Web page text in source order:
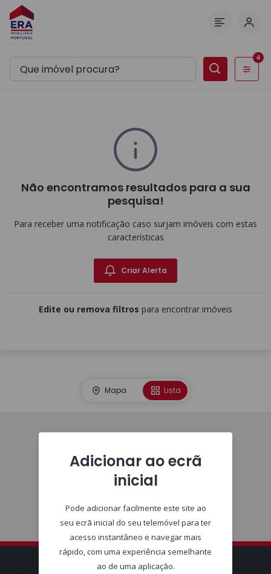
Filtros
4
Não encontramos resultados para a sua
pesquisa!
Para receber uma notificação caso surjam imóveis com estas
características
Criar Alerta
Edite ou remova filtros para encontrar imóveis
Mapa Lista
Adicionar ao ecrã
inicial
Pode adicionar facilmente este site ao
seu ecrã inicial do seu telemóvel para ter
acesso instantâneo e navegar mais
rápido, com uma experiência semelhante
ao de uma aplicação.